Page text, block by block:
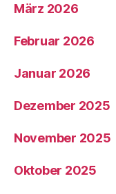
März 2026
Februar 2026
Januar 2026
Dezember 2025
November 2025
Oktober 2025